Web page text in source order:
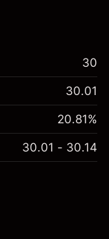
30
30.01
20.81%
30.01 - 30.14